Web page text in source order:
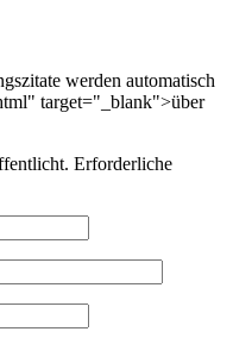
werden automatisch
target="_blank">über
Erforderliche